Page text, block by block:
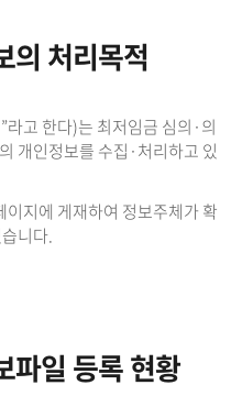
의 처리목적
고 한다)는 최저임금 심의·의
개인정보를 수집·처리하고 있
지에 게재하여 정보주체가 확
니다.
파일 등록 현황